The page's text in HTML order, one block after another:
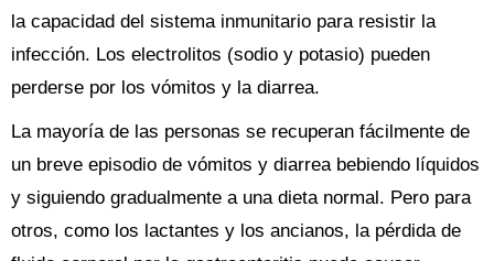
la capacidad del sistema inmunitario para resistir la
infección. Los electrolitos (sodio y potasio) pueden
perderse por los vómitos y la diarrea.
La mayoría de las personas se recuperan fácilmente de
un breve episodio de vómitos y diarrea bebiendo líquidos
y siguiendo gradualmente a una dieta normal. Pero para
otros, como los lactantes y los ancianos, la pérdida de